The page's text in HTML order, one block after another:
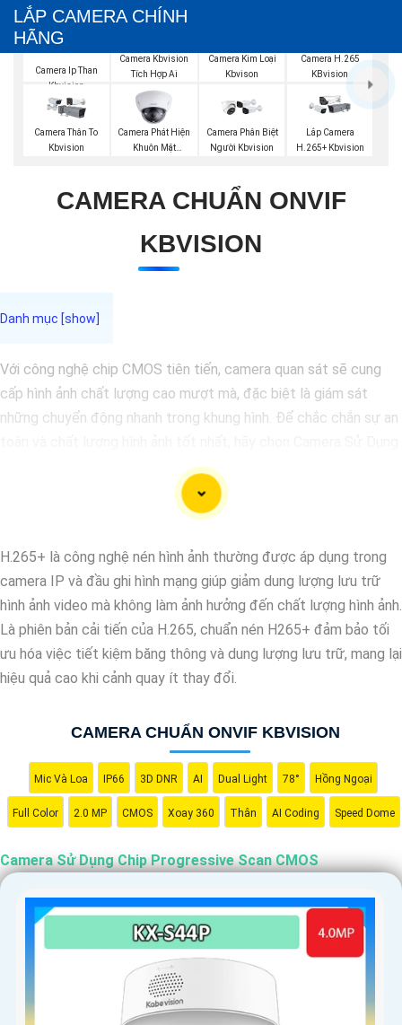
LẮP CAMERA CHÍNH
HÃNG
Camera Ip Than
Kbvision
Camera Kbvision
Tích Hợp Ai
Camera Kim Loại
Kbvison
Camera H.265
KBvision
Camera Thân To
Kbvision
Camera Phát Hiện
Khuôn Mặt
Camera Phân Biệt
Người Kbvision
Lắp Camera
H.265+ Kbvision
CAMERA CHUẨN ONVIF
KBVISION
Với công nghệ chip CMOS tiên tiến, camera quan sát sẽ cung
cấp hình ảnh chất lượng cao mượt mà, đặc biệt là giám sát
những chuyển động nhanh trong khung hình. Để chắc chắn sự an
Chip Progressive Scan CMOS cho hệ thống giám sát của bạn
H.265+ là công nghệ nén hình ảnh thường được áp dụng trong
camera IP và đầu ghi hình mạng giúp giảm dung lượng lưu trữ
hình ảnh video mà không làm ảnh hưởng đến chất lượng hình ảnh.
Là phiên bản cải tiến của H.265, chuẩn nén H265+ đảm bảo tối
ưu hóa việc tiết kiệm băng thông và dung lượng lưu trữ, mang lại
hiệu quả cao khi cảnh quay ít thay đổi.
CAMERA CHUẨN ONVIF KBVISION
Mic Và Loa IP66 3D DNR AI Dual Light 78° Hồng Ngoại
Full Color 2.0 MP CMOS Xoay 360 Thân AI Coding Speed Dome
Camera Sử Dụng Chip Progressive Scan CMOS